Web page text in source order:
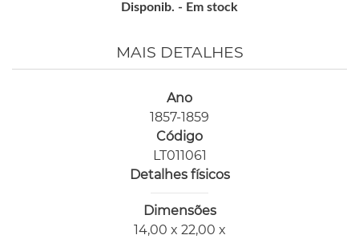
Disponib. - Em stock
MAIS DETALHES
Ano
1857-1859
Código
LT011061
Detalhes físicos
Dimensões
14,00 x 22,00 x